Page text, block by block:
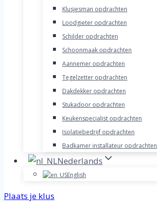
Klusjesman opdrachten
Loodgieter opdrachten
Schilder opdrachten
Schoonmaak opdrachten
Aannemer opdrachten
Tegelzetter opdrachten
Dakdekker opdrachten
Stukadoor opdrachten
Keukenspecialist opdrachten
Isolatiebedrijf opdrachten
Badkamer installateur opdrachten
Nederlands
English
Plaats je klus